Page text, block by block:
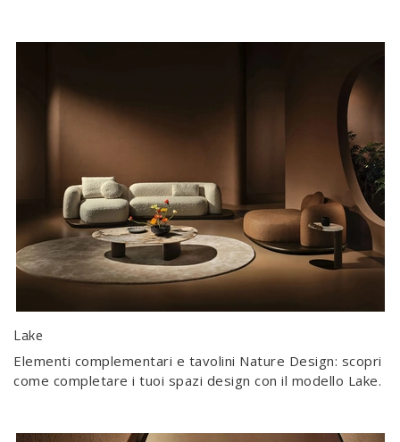
Lake
Elementi complementari e tavolini Nature Design: scopri
come completare i tuoi spazi design con il modello Lake.